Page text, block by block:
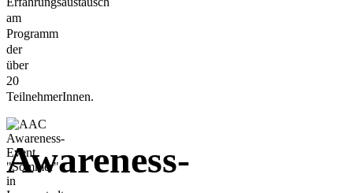
am
Programm
der
über
20
TeilnehmerInnen.
Awareness-